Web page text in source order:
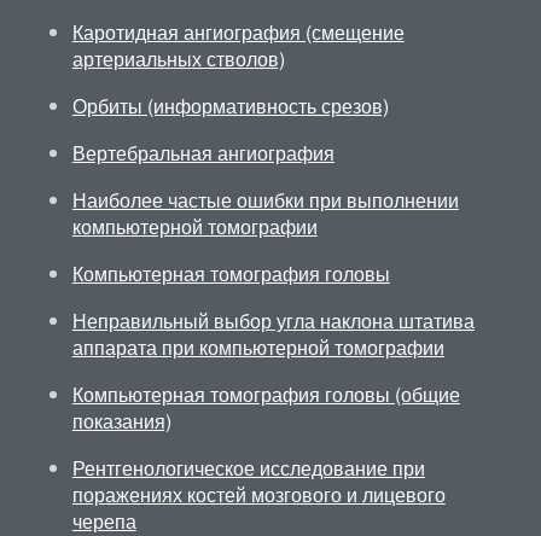
Каротидная ангиография (смещение
артериальных стволов)
Орбиты (информативность срезов)
Вертебральная ангиография
Наиболее частые ошибки при выполнении
компьютерной томографии
Компьютерная томография головы
Неправильный выбор угла наклона штатива
аппарата при компьютерной томографии
Компьютерная томография головы (общие
показания)
Рентгенологическое исследование при
поражениях костей мозгового и лицевого
черепа